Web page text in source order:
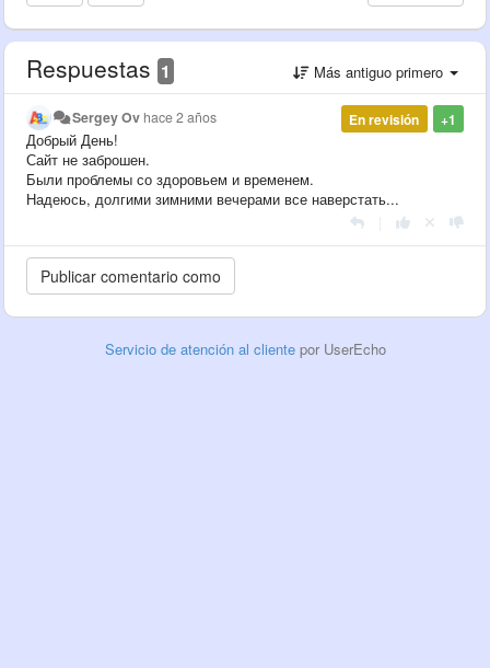
Respuestas 1 Más antiguo primero
+1
En revisión
Sergey Ov hace 2 años
Добрый День!
Сайт не заброшен.
Были проблемы со здоровьем и временем.
Надеюсь, долгими зимними вечерами все наверстать...
Servicio de atención al cliente por UserEcho